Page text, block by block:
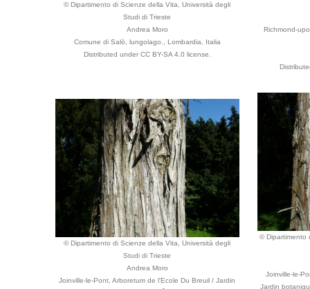
© Dipartimento di Scienze della Vita, Università degli
Studi di Trieste
Andrea Moro
Comune di Salò, lungolago., Lombardia, Italia
Distributed under CC BY-SA 4.0 license.
Richmond-
© Dipartimento di Scienze della Vita, Università degli
Studi di Trieste
Andrea Moro
Joinville-le-Pont, Arboretum de l'Ecole Du Breuil / Jardin
© Dipartimento
Joinville-le-
Jardin